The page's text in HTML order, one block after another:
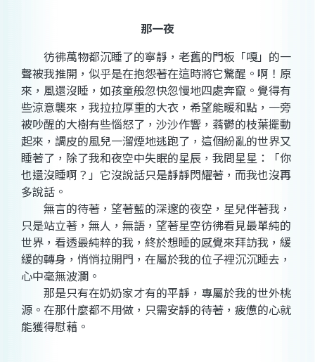
那一夜
彷彿萬物都沉睡了的寧靜，老舊的門板「嘎」的一
聲被我推開，似乎是在抱怨著在這時將它驚醒。啊！原
來，風還沒睡，如孩童般忽快忽慢地四處奔竄。覺得有
些涼意襲來，我拉拉厚重的大衣，希望能暖和點，一旁
被吵醒的大樹有些惱怒了，沙沙作響，蓊鬱的枝葉擺動
起來，調皮的風兒一溜煙地逃跑了，這個紛亂的世界又
睡著了，除了我和夜空中失眠的星辰，我問星星：「你
也還沒睡啊？」它沒說話只是靜靜閃耀著，而我也沒再
多說話。
無言的待著，望著藍的深邃的夜空，星兒伴著我，
只是站立著，無人，無語，望著星空彷彿看見最單純的
世界，看透最純粹的我，終於想睡的感覺來拜訪我，緩
緩的轉身，悄悄拉開門，在屬於我的位子裡沉沉睡去，
心中毫無波瀾。
那是只有在奶奶家才有的平靜，專屬於我的世外桃
源。在那什麼都不用做，只需安靜的待著，疲憊的心就
能獲得慰藉。